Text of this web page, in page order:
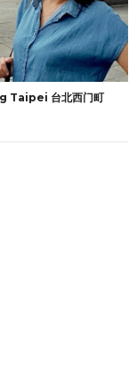
台北西门町